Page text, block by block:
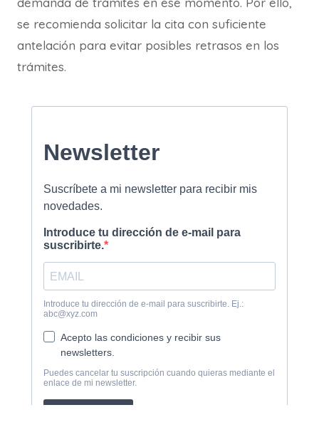
se recomienda solicitar la cita con suficiente
antelación para evitar posibles retrasos en los
trámites.